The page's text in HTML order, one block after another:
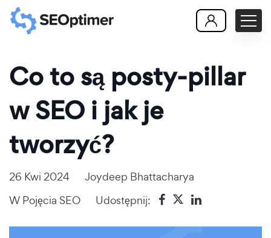
Co to są posty-pillar
w SEO i jak je
tworzyć?
26 Kwi 2024
Joydeep Bhattacharya
W Pojęcia SEO Udostępnij: